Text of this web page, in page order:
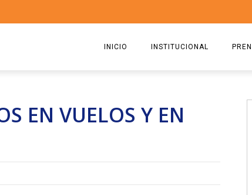
INICIO INSTITUCIONAL
ESTATUTO
RICARDO CIRIELLI
EN VUELOS Y EN